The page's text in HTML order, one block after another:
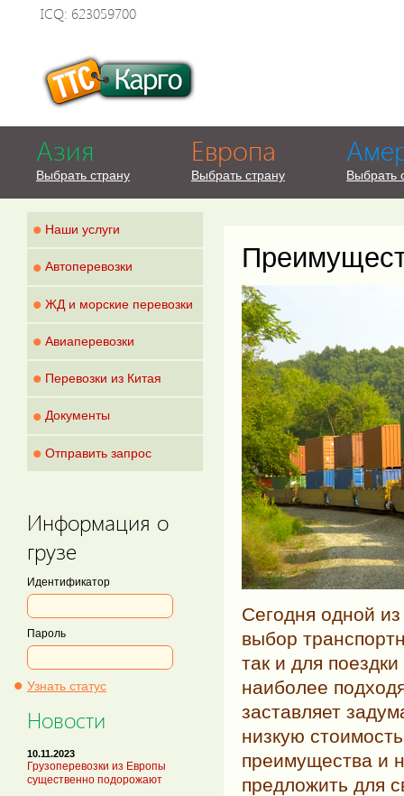
ICQ: 623059700
Азия
Выбрать страну
Европа
Выбрать страну Выбрать
• Наши услуги
• Автоперевозки
• ЖД и морские перевозки
• Авиаперевозки
• Перевозки из Китая
• Документы
• Отправить запрос
Информация о
грузе
Идентификатор
Пароль
• Узнать статус
Новости
10.11.2023
Грузоперевозки из Европы
существенно подорожают
Сегодня одной
выбор
так и для
наиболее
заставляет
низкую
преимущества и
предложить для